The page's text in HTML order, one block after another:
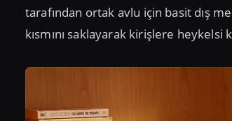
tarafından ortak avlu için basit dış
kısmını saklayarak kirişlere